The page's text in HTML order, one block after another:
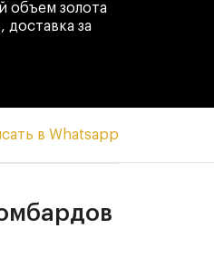
объем золота
доставка за
в Whatsapp